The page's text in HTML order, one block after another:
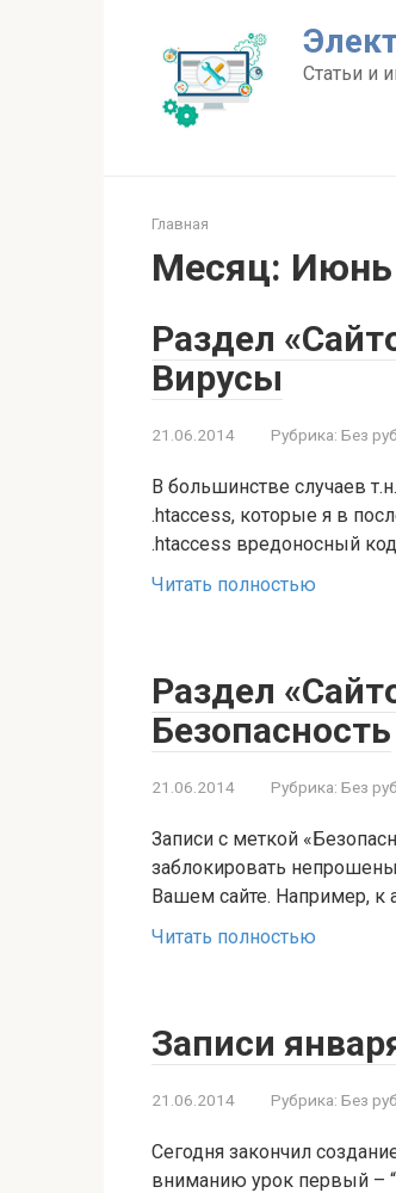
Статьи и
Главная
Месяц: Июнь
Раздел
Вирусы
21.06.2014 Рубрика: Без
В большинстве случаев
.htaccess, которые я в
.htaccess вредоносный
Читать полностью
Раздел
Безопасность
21.06.2014 Рубрика: Без
Записи с меткой
заблокировать
Вашем сайте. Например,
Читать полностью
Записи
21.06.2014 Рубрика: Без
Сегодня закончил
вниманию урок первый –